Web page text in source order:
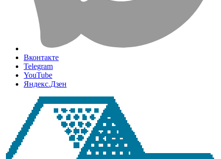
Вконтакте
Telegram
YouTube
Яндекс.Дзен